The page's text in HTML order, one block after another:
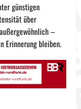
günstigen
über
–
Erinnerung bleiben.